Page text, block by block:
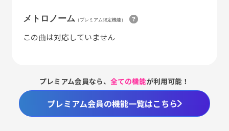
メトロノーム （プレミアム限定機能）
この曲は対応していません
プレミアム会員なら、全ての機能が利用可能！
プレミアム会員の機能一覧はこちら